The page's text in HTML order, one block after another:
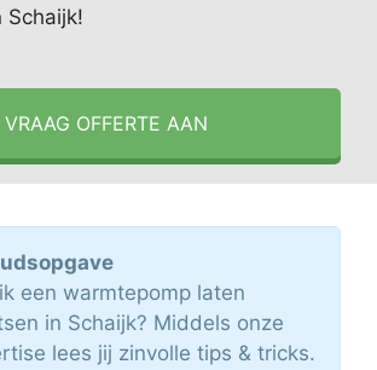
Schaijk!
VRAAG OFFERTE AAN
een warmtepomp laten
in Schaijk? Middels onze
lees jij zinvolle tips & tricks.